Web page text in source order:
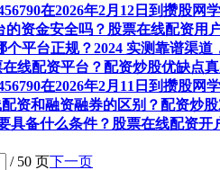
在2026年2月12日到攒股网
的资金安全吗？股票在线配资用
个平台正规？2024 实测靠谱渠道
线配资平台？配资炒股优缺点
在2026年2月11日到攒股网
资和融资融券的区别？配资炒
具备什么条件？股票在线配资开
/ 50 页下一页